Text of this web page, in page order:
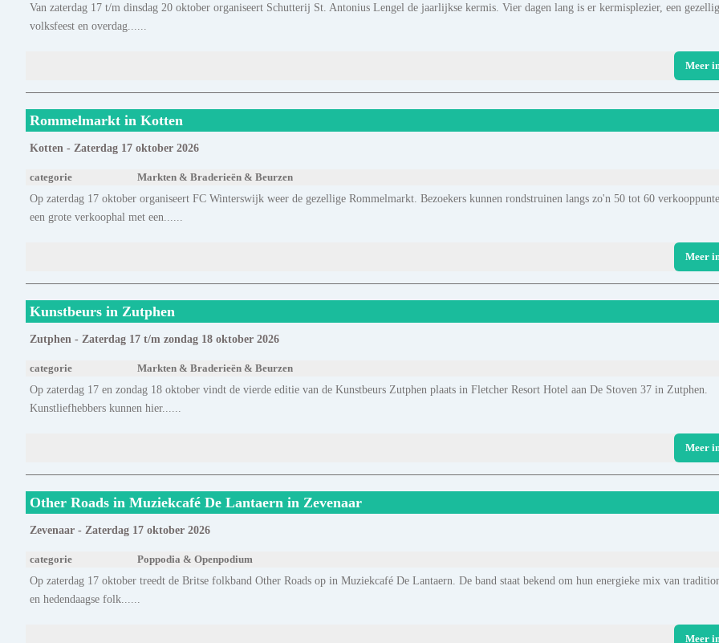
Van zaterdag 17 t/m dinsdag 20 oktober organiseert Schutterij St. Antonius Lengel de jaarlijkse kermis. Vier dagen lang is er kermisplezier, een gezellig
volksfeest en overdag......
Meer
Rommelmarkt in Kotten
Kotten - Zaterdag 17 oktober 2026
categorie Markten & Braderieën & Beurzen
Op zaterdag 17 oktober organiseert FC Winterswijk weer de gezellige Rommelmarkt. Bezoekers kunnen rondstruinen langs zo'n 50 tot 60
een grote verkoophal met een......
Meer
Kunstbeurs in Zutphen
Zutphen - Zaterdag 17 t/m zondag 18 oktober 2026
categorie Markten & Braderieën & Beurzen
Op zaterdag 17 en zondag 18 oktober vindt de vierde editie van de Kunstbeurs Zutphen plaats in Fletcher Resort Hotel aan De Stoven 37 in Zutphen.
Kunstliefhebbers kunnen hier......
Meer
Other Roads in Muziekcafé De Lantaern in Zevenaar
Zevenaar - Zaterdag 17 oktober 2026
categorie Poppodia & Openpodium
Op zaterdag 17 oktober treedt de Britse folkband Other Roads op in Muziekcafé De Lantaern. De band staat bekend om hun energieke mix van
en hedendaagse folk......
Meer